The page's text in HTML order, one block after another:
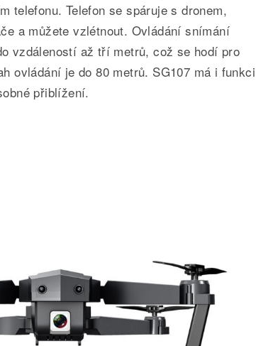
telefonu. Telefon se spáruje s dronem,
a můžete vzlétnout. Ovládání snímání
vzdáleností až tří metrů, což se hodí pro
ovládání je do 80 metrů. SG107 má i funkci
přiblížení.